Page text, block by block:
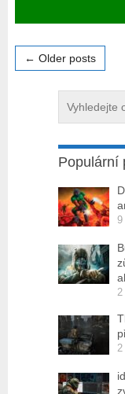
← Older posts
Populární
9
2
2